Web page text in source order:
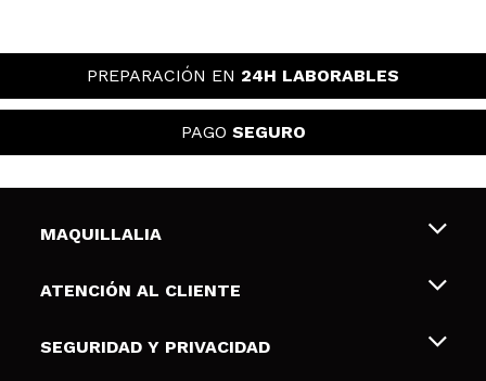
PREPARACIÓN EN 24H LABORABLES
PAGO SEGURO
MAQUILLALIA
Sobre nosotros
Tarjetas de Regalo
ATENCIÓN AL CLIENTE
Envíos y devoluciones
SEGURIDAD Y PRIVACIDAD